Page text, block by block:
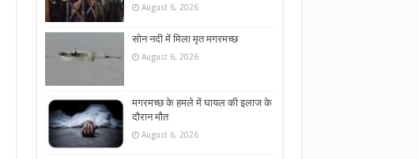
August 6, 2026
सोन नदी में मिला मृत मगरमच्छ
August 6, 2026
मगरमच्छ के हमले में घायल की इलाज के
दौरान मौत
August 6, 2026